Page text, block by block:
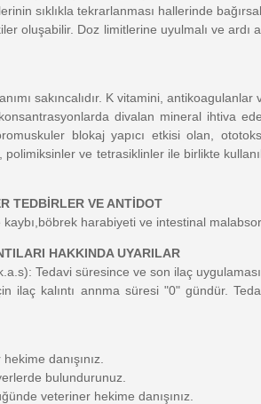
sıklıkla tekrarlanması hallerinde
oluşabilir. Doz limitlerine uyulmalı ve
sakıncalıdır. K vitamini,
divalan mineral ihtiva
blokaj yapıcı etkisi olan,
ve tetrasiklinler ile birlikte
TEDBİRLER VE ANTİDOT
harabiyeti ve intestinal
HAKKINDA UYARILAR
Tedavi süresince ve son ilaç
ilaç kalıntı annma süresi "0" gündür.
danışınız.
bulundurunuz.
veteriner hekime danışınız.